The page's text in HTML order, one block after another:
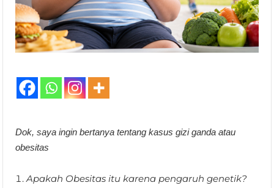
Dok, saya ingin bertanya tentang kasus gizi ganda atau
obesitas
Apakah Obesitas itu karena pengaruh genetik?